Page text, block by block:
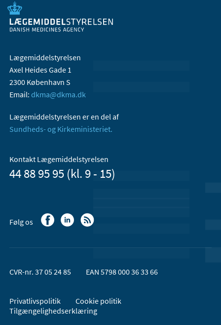
Lægemiddelstyrelsen
Axel Heides Gade 1
2300 København S
Email: dkma@dkma.dk
Lægemiddelstyrelsen er en del af
Sundheds- og Kirkeministeriet.
Kontakt Lægemiddelstyrelsen
44 88 95 95 (kl. 9 - 15)
Følg os
CVR-nr. 37 05 24 85 EAN 5798 000 36 33 66
Privatlivspolitik
Cookie politik
Tilgængelighedserklæring